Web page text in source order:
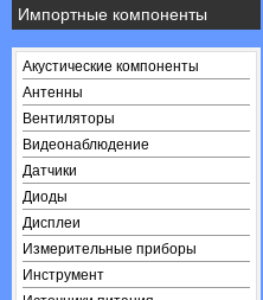
Импортные компоненты
Акустические компоненты
Антенны
Вентиляторы
Видеонаблюдение
Датчики
Диоды
Дисплеи
Измерительные приборы
Инструмент